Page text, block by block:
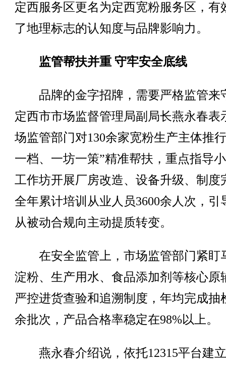
定西服务区更名为定西宽粉服务区，有
了地理标志的认知度与品牌影响力。
监管帮扶并重 守牢安全底线
品牌的金字招牌，需要严格监管来
定西市市场监督管理局副局长燕永春表
场监管部门对130余家宽粉生产主体推
一档、一坊一策”精准帮扶，重点指导
工作坊开展厂房改造、设备升级、制度
全年累计培训从业人员3600余人次，引
从被动合规向主动提质转变。
在安全监管上，市场监管部门紧盯
淀粉、生产用水、食品添加剂等核心原
严控进货查验和追溯制度，年均完成抽
余批次，产品合格率稳定在98%以上。
燕永春介绍说，依托12315平台建